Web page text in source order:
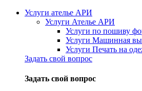
Услуги ателье АРИ
Услуги Ателье АРИ
Услуги по пошиву
Услуги Машинная
Услуги Печать на
Задать свой вопрос
Задать свой вопрос